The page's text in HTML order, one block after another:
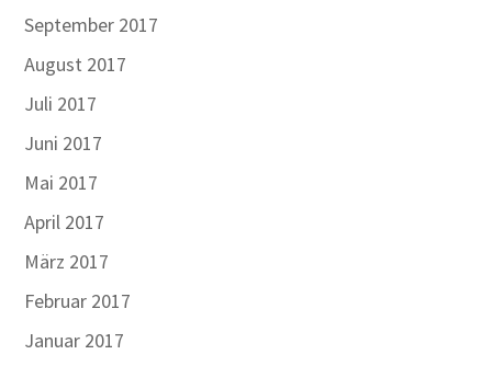
September 2017
August 2017
Juli 2017
Juni 2017
Mai 2017
April 2017
März 2017
Februar 2017
Januar 2017